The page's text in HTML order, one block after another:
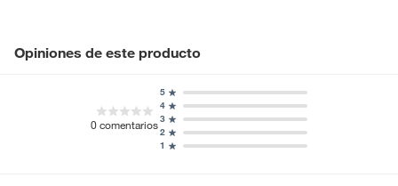
Opiniones de este producto
0comentarios
1
2
3
4
5